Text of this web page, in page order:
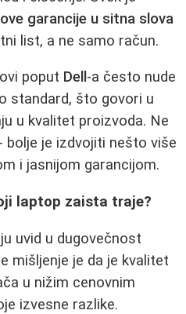
garancije u sitna slova
list, a ne samo račun.
poput Dell -a često nude
standard, što govori u
u kvalitet proizvoda. Ne
bolje je izdvojiti nešto više
i jasnijom garancijom.
laptop zaista traje?
uvid u dugovečnost
mišljenje je da je kvalitet
u nižim cenovnim
izvesne razlike.